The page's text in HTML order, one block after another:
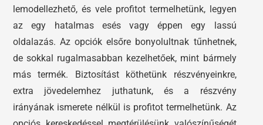
lemodellezhető, és vele profitot termelhetünk, legyen
az egy hatalmas esés vagy éppen egy lassú
oldalazás. Az opciók elsőre bonyolultnak tűnhetnek,
de sokkal rugalmasabban kezelhetőek, mint bármely
más termék. Biztosítást köthetünk részvényeinkre,
extra jövedelemhez juthatunk, és a részvény
irányának ismerete nélkül is profitot termelhetünk. Az